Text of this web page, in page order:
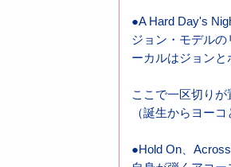
●A Hard Day's
ジョン・モデル
ーカルはジョンと
ここで一区切り
（誕生からヨー
●Hold On、